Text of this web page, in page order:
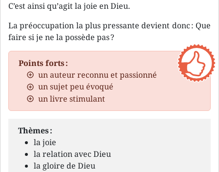
C’est ainsi qu’agit la joie en Dieu.
La préoccupation la plus pressante devient donc : Que
faire si je ne la possède pas ?
Points forts :
un auteur reconnu et passionné
un sujet peu évoqué
un livre stimulant
Thèmes :
la joie
la relation avec Dieu
la gloire de Dieu